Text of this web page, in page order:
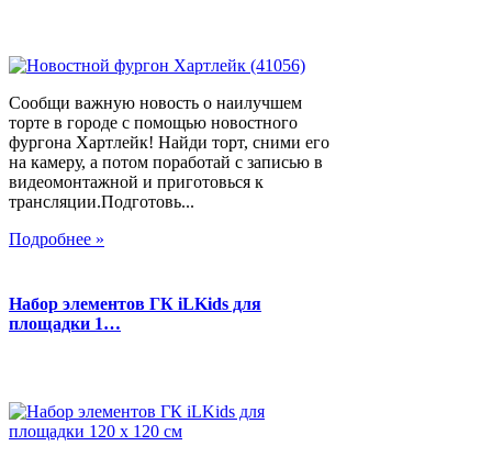
Сообщи важную новость о наилучшем
торте в городе с помощью новостного
фургона Хартлейк! Найди торт, сними его
на камеру, а потом поработай с записью в
видеомонтажной и приготовься к
трансляции.Подготовь...
Подробнее »
Набор элементов ГК iLKids для
площадки 1…